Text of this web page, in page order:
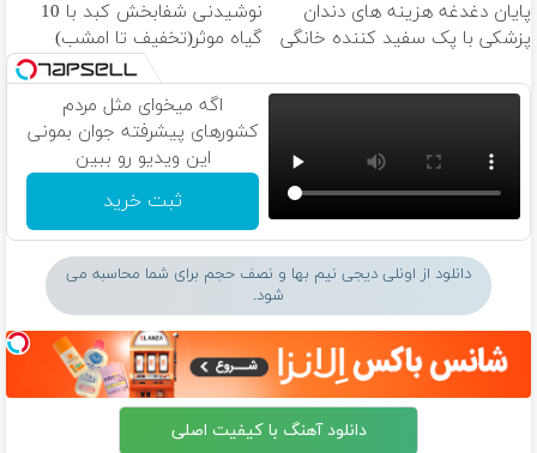
پایان دغدغه هزینه های دندان
پزشکی با پک سفید کننده خانگی
نوشیدنی شفابخش کبد با 10
گیاه موثر(تخفیف تا امشب)
اگه میخوای مثل مردم
کشورهای پیشرفته جوان بمونی
این ویدیو رو ببین
ثبت خرید
دانلود از اونلی دیجی نیم بها و نصف حجم برای شما محاسبه می
شود.
دانلود آهنگ با کیفیت اصلی